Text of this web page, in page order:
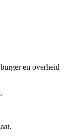
en overheid